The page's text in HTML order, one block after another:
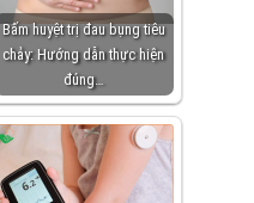
Bấm huyệt trị đau bụng tiêu
chảy: Hướng dẫn thực hiện
đúng…